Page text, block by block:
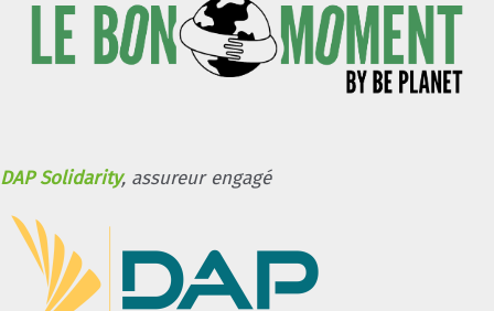
DAP Solidarity, assureur engagé